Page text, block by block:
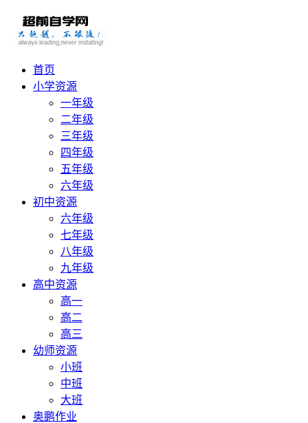
首页
小学资源
一年级
二年级
三年级
四年级
五年级
六年级
初中资源
六年级
七年级
八年级
九年级
高中资源
高一
高二
高三
幼师资源
小班
中班
大班
奥鹏作业